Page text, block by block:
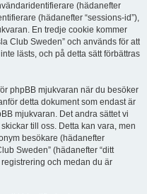
(hädanefter
(hädanefter “sessions-id”),
En tredje cookie kommer
Club Sweden” och används för att
lästs, och på detta sätt förbättras
phpBB mjukvaran när du besöker
detta dokument som endast är
mjukvaran. Det andra sättet vi
till oss. Detta kan vara, men
besökare (hädanefter
Sweden” (hädanefter “ditt
och medan du är